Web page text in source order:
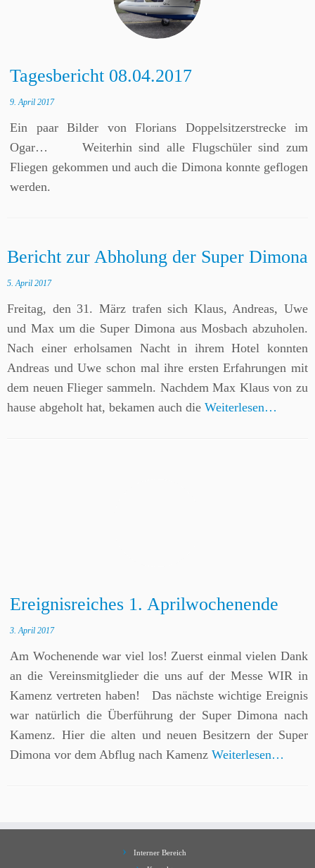
Tagesbericht 08.04.2017
9. April 2017
Ein paar Bilder von Florians Doppelsitzerstrecke im
Ogar… Weiterhin sind alle Flugschüler sind zum
Fliegen gekommen und auch die Dimona konnte geflogen
werden.
Bericht zur Abholung der Super Dimona
5. April 2017
Freitag, den 31. März trafen sich Klaus, Andreas, Uwe
und Max um die Super Dimona aus Mosbach abzuholen.
Nach einer erholsamen Nacht in ihrem Hotel konnten
Andreas und Uwe schon mal ihre ersten Erfahrungen mit
dem neuen Flieger sammeln. Nachdem Max Klaus von zu
hause abgeholt hat, bekamen auch die Weiterlesen…
Ereignisreiches 1. Aprilwochenende
3. April 2017
Am Wochenende war viel los! Zuerst einmal vielen Dank
an die Vereinsmitglieder die uns auf der Messe WIR in
Kamenz vertreten haben! Das nächste wichtige Ereignis
war natürlich die Überführung der Super Dimona nach
Kamenz. Hier die alten und neuen Besitzern der Super
Dimona vor dem Abflug nach KamenzWeiterlesen…
Interner Bereich